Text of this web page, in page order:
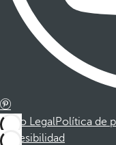
Aviso LegalPolítica de
Accesibilidad